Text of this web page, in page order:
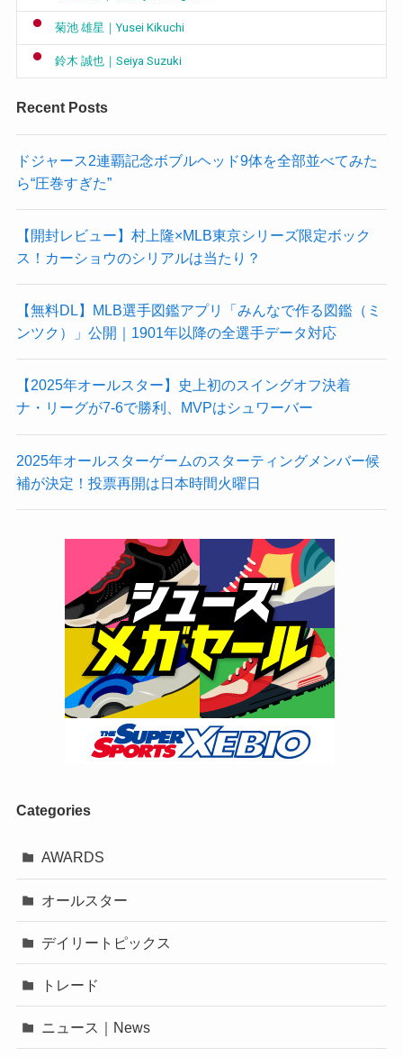
菊池 雄星｜Yusei Kikuchi
鈴木 誠也｜Seiya Suzuki
Recent Posts
ドジャース2連覇記念ボブルヘッド9体を全部並べてみた
ら“圧巻すぎた”
【開封レビュー】村上隆×MLB東京シリーズ限定ボック
ス！カーショウのシリアルは当たり？
【無料DL】MLB選手図鑑アプリ「みんなで作る図鑑（ミ
ンツク）」公開｜1901年以降の全選手データ対応
【2025年オールスター】史上初のスイングオフ決着
ナ・リーグが7-6で勝利、MVPはシュワーバー
2025年オールスターゲームのスターティングメンバー候
補が決定！投票再開は日本時間火曜日
Categories
AWARDS
オールスター
デイリートピックス
トレード
ニュース｜News